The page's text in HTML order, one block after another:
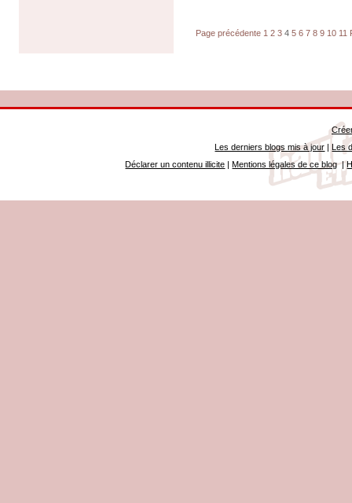
Page précédente 1 2 3 4 5 6 7 8 9 10 11
Les derniers blogs mis à jour
Les
Déclarer un contenu illicite
Mentions légales de ce blog|